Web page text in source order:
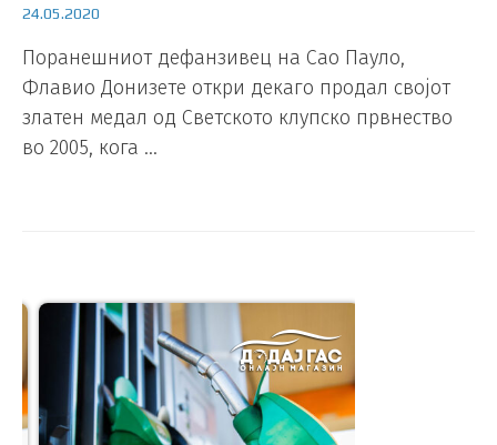
24.05.2020
Поранешниот дефанзивец на Сао Пауло,
Флавио Донизете откри декаго продал својот
златен медал од Светското клупско првнество
во 2005, кога …